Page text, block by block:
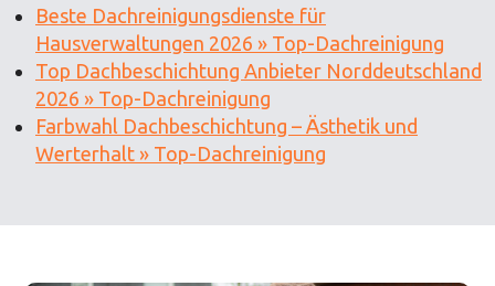
Beste Dachreinigungsdienste für
Hausverwaltungen 2026 » Top-Dachreinigung
Top Dachbeschichtung Anbieter Norddeutschland
2026 » Top-Dachreinigung
Farbwahl Dachbeschichtung – Ästhetik und
Werterhalt » Top-Dachreinigung